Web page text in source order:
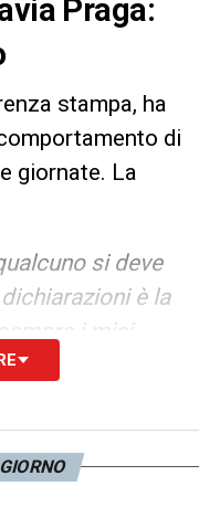
Praga:
stampa, ha
di
giornate. La
si deve
è la
i miei
squadra e
la differenza tra un
titoli contro uno